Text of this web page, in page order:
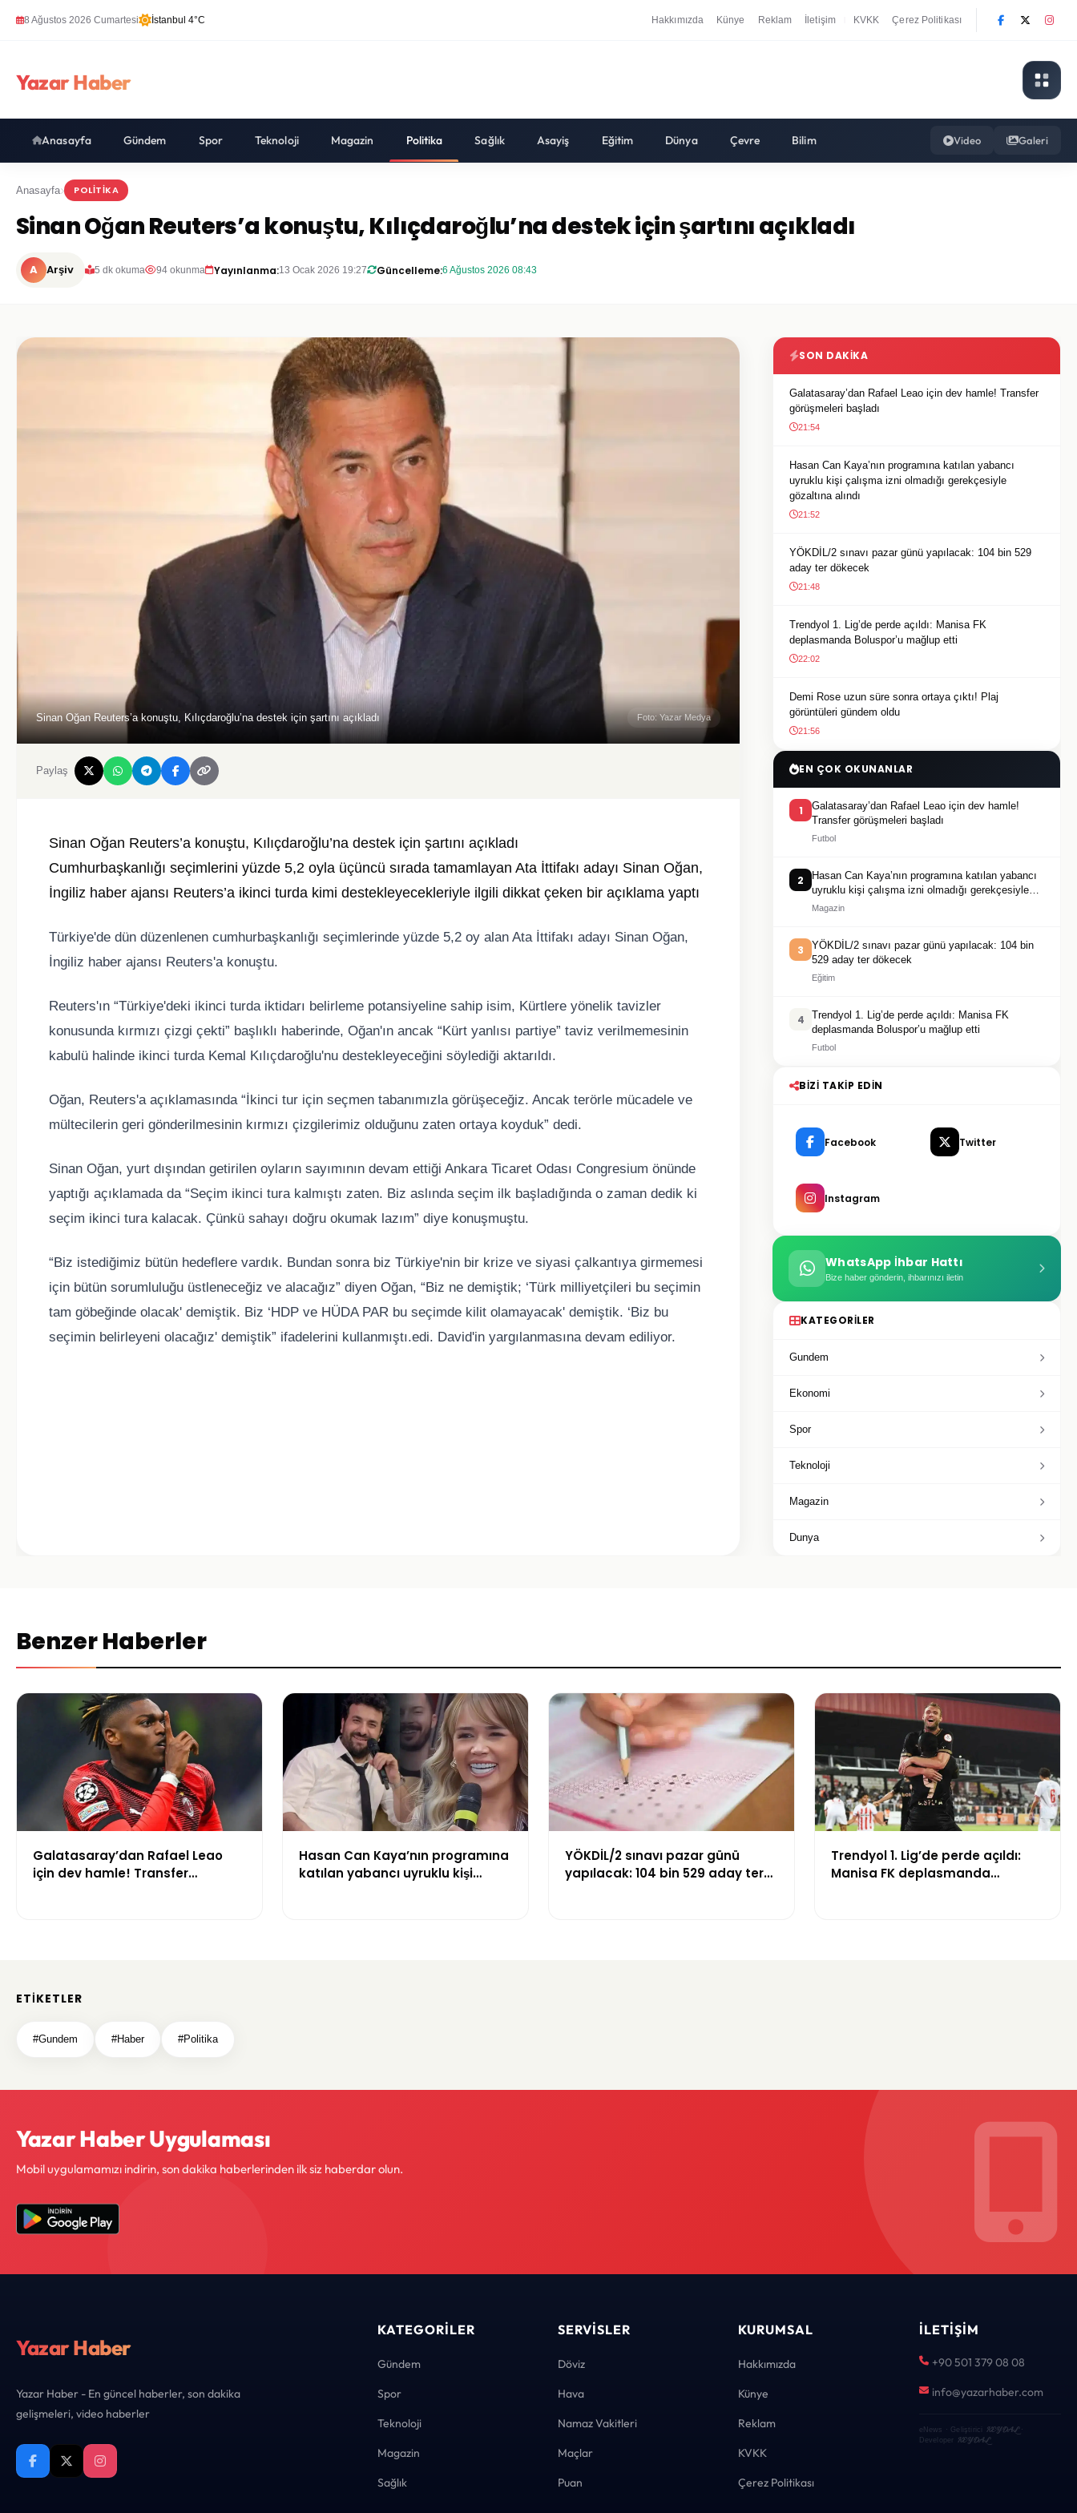
8 Ağustos 2026 Cumartesi İstanbul 4°C Hakkımızda Künye Reklam İletişim KVKK Çerez Politikası
Yazar Haber
Anasayfa Gündem Spor Teknoloji Magazin Politika Sağlık Asayiş Eğitim Dünya Çevre Bilim Video Galeri
Anasayfa POLITIKA
Sinan Oğan Reuters’a konuştu, Kılıçdaroğlu’na destek için şartını açıkladı
A Arşiv 5 dk okuma 94 okunma Yayınlanma:13 Ocak 2026 19:27 Güncelleme:6 Ağustos 2026 08:43
Sinan Oğan Reuters’a konuştu, Kılıçdaroğlu’na destek için şartını açıkladı Foto: Yazar Medya
Paylaş
Sinan Oğan Reuters’a konuştu, Kılıçdaroğlu’na destek için şartını açıkladı
Cumhurbaşkanlığı seçimlerini yüzde 5,2 oyla üçüncü sırada tamamlayan Ata İttifakı adayı Sinan Oğan,
İngiliz haber ajansı Reuters’a ikinci turda kimi destekleyecekleriyle ilgili dikkat çeken bir açıklama yaptı
Türkiye'de dün düzenlenen cumhurbaşkanlığı seçimlerinde yüzde 5,2 oy alan Ata İttifakı adayı Sinan Oğan,
İngiliz haber ajansı Reuters'a konuştu.
Reuters'ın “Türkiye'deki ikinci turda iktidarı belirleme potansiyeline sahip isim, Kürtlere yönelik tavizler
konusunda kırmızı çizgi çekti” başlıklı haberinde, Oğan'ın ancak “Kürt yanlısı partiye” taviz verilmemesinin
kabulü halinde ikinci turda Kemal Kılıçdaroğlu'nu destekleyeceğini söylediği aktarıldı.
Oğan, Reuters'a açıklamasında “İkinci tur için seçmen tabanımızla görüşeceğiz. Ancak terörle mücadele ve
mültecilerin geri gönderilmesinin kırmızı çizgilerimiz olduğunu zaten ortaya koyduk” dedi.
Sinan Oğan, yurt dışından getirilen oyların sayımının devam ettiği Ankara Ticaret Odası Congresium önünde
yaptığı açıklamada da “Seçim ikinci tura kalmıştı zaten. Biz aslında seçim ilk başladığında o zaman dedik ki
seçim ikinci tura kalacak. Çünkü sahayı doğru okumak lazım” diye konuşmuştu.
“Biz istediğimiz bütün hedeflere vardık. Bundan sonra biz Türkiye'nin bir krize ve siyasi çalkantıya girmemesi
için bütün sorumluluğu üstleneceğiz ve alacağız” diyen Oğan, “Biz ne demiştik; ‘Türk milliyetçileri bu seçimin
tam göbeğinde olacak' demiştik. Biz ‘HDP ve HÜDA PAR bu seçimde kilit olamayacak' demiştik. ‘Biz bu
seçimin belirleyeni olacağız' demiştik” ifadelerini kullanmıştı.edi. David'in yargılanmasına devam ediliyor.
SON DAKIKA
Galatasaray’dan Rafael Leao için dev hamle! Transfer
görüşmeleri başladı
21:54
Hasan Can Kaya’nın programına katılan yabancı
uyruklu kişi çalışma izni olmadığı gerekçesiyle
gözaltına alındı
21:52
YÖKDİL/2 sınavı pazar günü yapılacak: 104 bin 529
aday ter dökecek
21:48
Trendyol 1. Lig’de perde açıldı: Manisa FK
deplasmanda Boluspor’u mağlup etti
22:02
Demi Rose uzun süre sonra ortaya çıktı! Plaj
görüntüleri gündem oldu
21:56
EN ÇOK OKUNANLAR
1
Galatasaray’dan Rafael Leao için dev hamle!
Transfer görüşmeleri başladı
Futbol
2
Hasan Can Kaya’nın programına katılan yabancı
uyruklu kişi çalışma izni olmadığı gerekçesiyle
gözaltına alındı
Magazin
3
YÖKDİL/2 sınavı pazar günü yapılacak: 104 bin
529 aday ter dökecek
Eğitim
4
Trendyol 1. Lig’de perde açıldı: Manisa FK
deplasmanda Boluspor’u mağlup etti
Futbol
BIZI TAKIP EDIN
Facebook Twitter
Instagram
WhatsApp İhbar Hattı
Bize haber gönderin, ihbarınızı iletin
KATEGORILER
Gundem
Ekonomi
Spor
Teknoloji
Magazin
Dunya
Benzer Haberler
Galatasaray’dan Rafael Leao
için dev hamle! Transfer
Hasan Can Kaya’nın programına
katılan yabancı uyruklu kişi
YÖKDİL/2 sınavı pazar günü
yapılacak: 104 bin 529 aday ter
Trendyol 1. Lig’de perde açıldı:
Manisa FK deplasmanda
ETIKETLER
#Gundem #Haber #Politika
Yazar Haber Uygulaması
Mobil uygulamamızı indirin, son dakika haberlerinden ilk siz haberdar olun.
Yazar Haber
Yazar Haber - En güncel haberler, son dakika
gelişmeleri, video haberler
KATEGORILER
Gündem
Spor
Teknoloji
Magazin
Sağlık
SERVISLER
Döviz
Hava
Namaz Vakitleri
Maçlar
Puan
KURUMSAL
Hakkımızda
Künye
Reklam
KVKK
Çerez Politikası
İLETIŞIM
+90 501 379 08 08
info@yazarhaber.com
eNews · Geliştirici KEYDAL·
Developer KEYDAL